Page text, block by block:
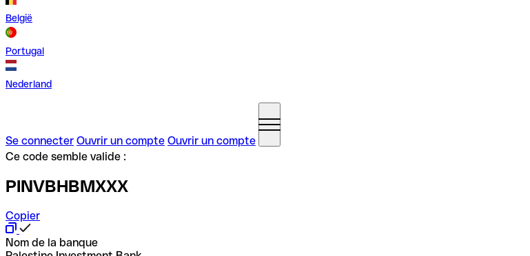
België
Portugal
Nederland
Se connecter Ouvrir un compte Ouvrir un compte
Ce code semble valide :
PINVBHBMXXX
Copier
Nom de la banque